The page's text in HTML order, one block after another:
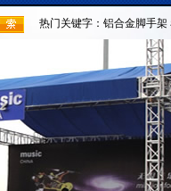
热门关键字： 铝合金脚手架